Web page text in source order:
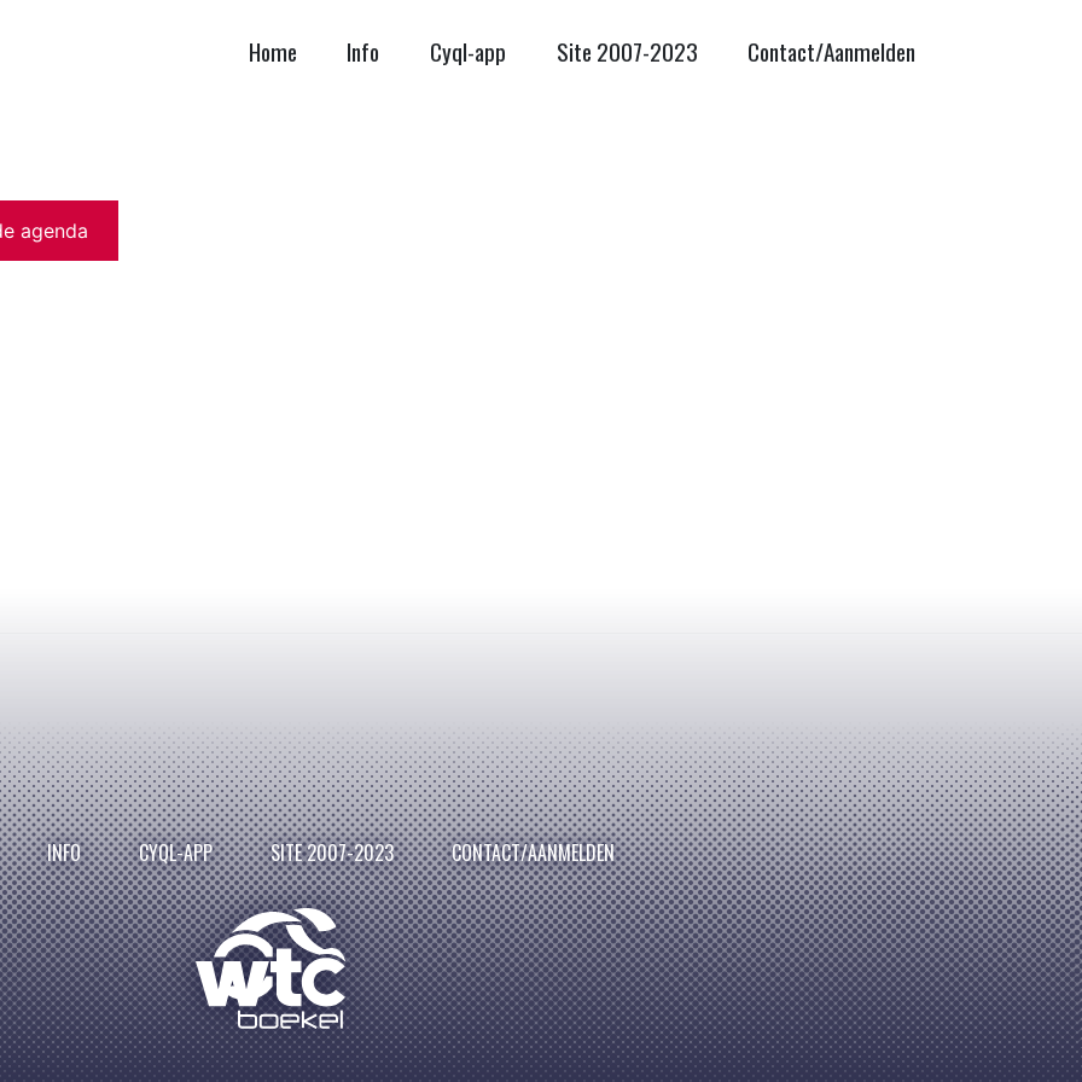
Home Info Cyql-app Site 2007-2023 Contact/Aanmelden
agenda
INFO CYQL-APP SITE 2007-2023 CONTACT/AANMELDEN